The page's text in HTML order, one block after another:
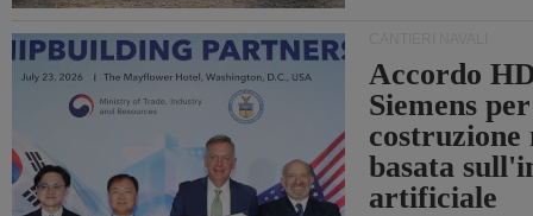
Accordo
Siemens
costruzione
basata
artificiale